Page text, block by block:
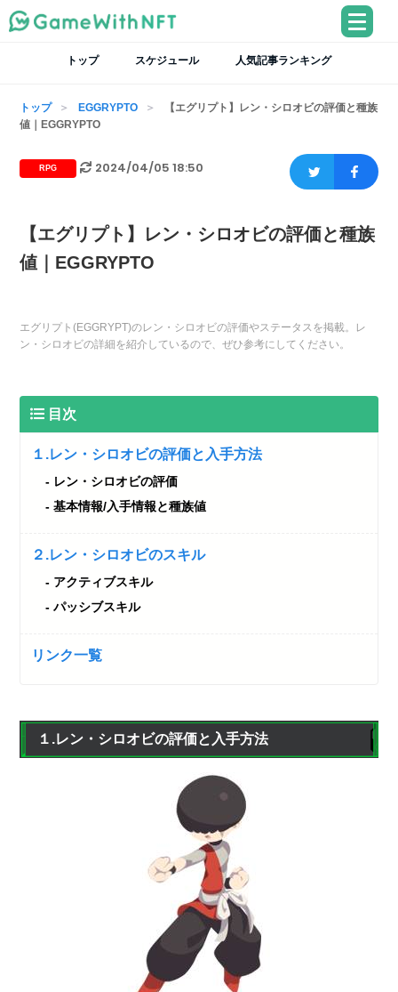
トップ スケジュール 人気記事ランキング
トップ EGGRYPTO
【エグリプト】レン・シロオビの評価と種族
値｜EGGRYPTO
RPG 2024/04/05 18:50
【エグリプト】レン・シロオビの評価と種族
値｜EGGRYPTO
エグリプト(EGGRYPT)のレン・シロオビの評価やステータスを掲載。レ
ン・シロオビの詳細を紹介しているので、ぜひ参考にしてください。
目次
１.レン・シロオビの評価と入手方法
レン・シロオビの評価
基本情報/入手情報と種族値
２.レン・シロオビのスキル
アクティブスキル
パッシブスキル
リンク一覧
１.レン・シロオビの評価と入手方法